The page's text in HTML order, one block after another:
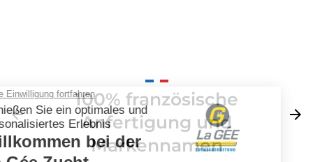
Zurück
arrow_back
100% französische
Anfertigung und
Markennamen
Weiter
arrow_forward